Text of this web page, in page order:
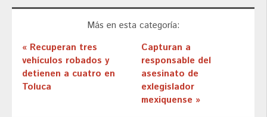
Más en esta categoría:
« Recuperan tres
vehículos robados y
detienen a cuatro en
Toluca
Capturan a
responsable del
asesinato de
exlegislador
mexiquense »